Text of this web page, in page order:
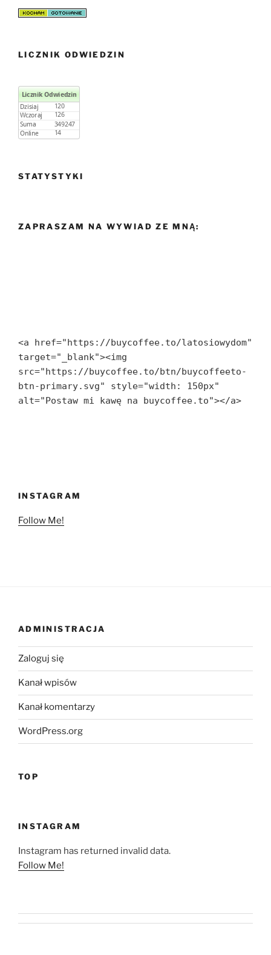
LICZNIK ODWIEDZIN
STATYSTYKI
ZAPRASZAM NA WYWIAD ZE MNĄ:
<a href="https://buycoffee.to/latosiowydom"
target="_blank"><img
src="https://buycoffee.to/btn/buycoffeeto-
btn-primary.svg" style="width: 150px"
alt="Postaw mi kawę na buycoffee.to"></a>
INSTAGRAM
Follow Me!
ADMINISTRACJA
Zaloguj się
Kanał wpisów
Kanał komentarzy
WordPress.org
TOP
INSTAGRAM
Instagram has returned invalid data.
Follow Me!